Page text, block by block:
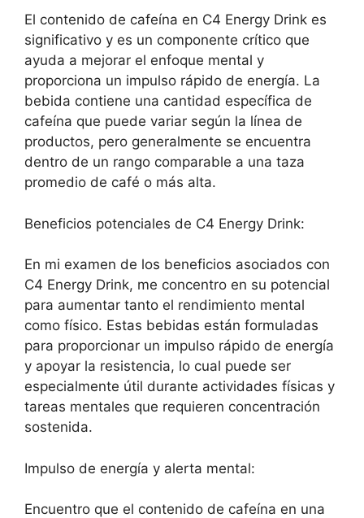
El contenido de cafeína en C4 Energy Drink es
significativo y es un componente crítico que
ayuda a mejorar el enfoque mental y
proporciona un impulso rápido de energía. La
bebida contiene una cantidad específica de
cafeína que puede variar según la línea de
productos, pero generalmente se encuentra
dentro de un rango comparable a una taza
promedio de café o más alta.
Beneficios potenciales de C4 Energy Drink:
En mi examen de los beneficios asociados con
C4 Energy Drink, me concentro en su potencial
para aumentar tanto el rendimiento mental
como físico. Estas bebidas están formuladas
para proporcionar un impulso rápido de energía
y apoyar la resistencia, lo cual puede ser
especialmente útil durante actividades físicas y
tareas mentales que requieren concentración
sostenida.
Impulso de energía y alerta mental:
Encuentro que el contenido de cafeína en una